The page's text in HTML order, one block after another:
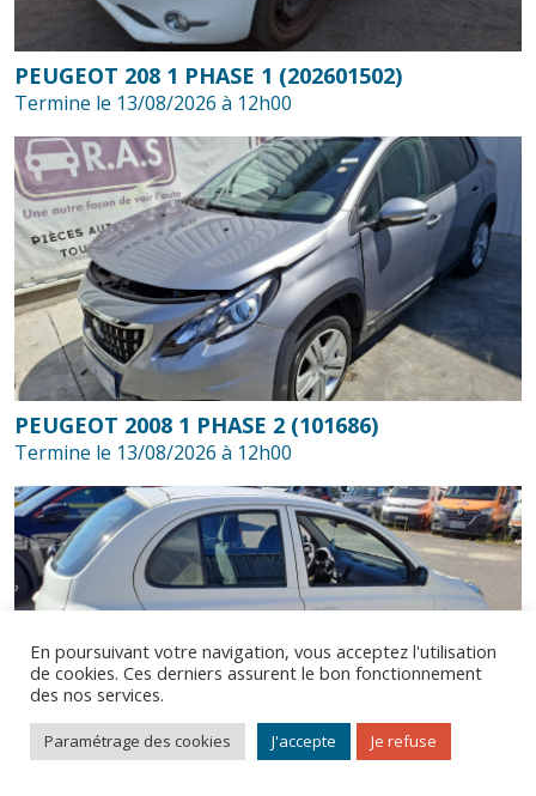
PEUGEOT 208 1 PHASE 1 (202601502)
Termine le 13/08/2026 à 12h00
PEUGEOT 2008 1 PHASE 2 (101686)
Termine le 13/08/2026 à 12h00
© Bidycar 2026. Tous droits réservés.
Comment ça marche ?
Mentions légales
En poursuivant votre navigation, vous acceptez l'utilisation
de cookies. Ces derniers assurent le bon fonctionnement
des nos services.
Paramétrage des cookies J'accepte Je refuse